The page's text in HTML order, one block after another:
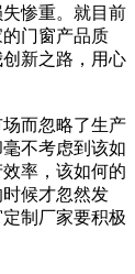
惨重。就目前
门窗产品质
新之路，用心
而忽略了生产
不考虑到该如
率，该如何的
候才忽然发
制厂家要积极